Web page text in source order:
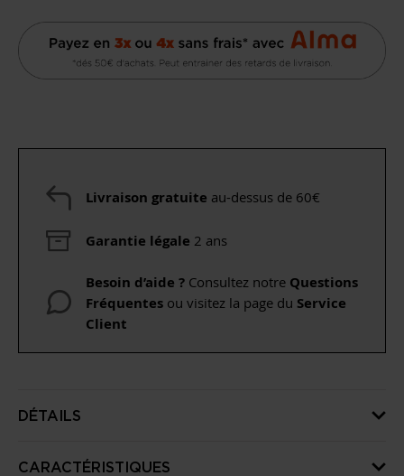
Livraison gratuite au-dessus de 60€
Garantie légale 2 ans
Besoin d’aide ? Consultez notre Questions
Fréquentes ou visitez la page du Service
Client
DÉTAILS
CARACTÉRISTIQUES